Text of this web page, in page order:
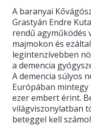
A baranyai
Grastyán Endre
rendű agyműködés
majmokon és
legintenzívebben
a demencia
A demencia súlyos
Európában
ezer embert érint.
világviszonylatban
beteggel kell